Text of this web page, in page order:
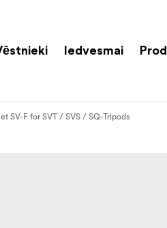
Iedvesmai
SV-F for SVT / SVS / SQ-Tripods